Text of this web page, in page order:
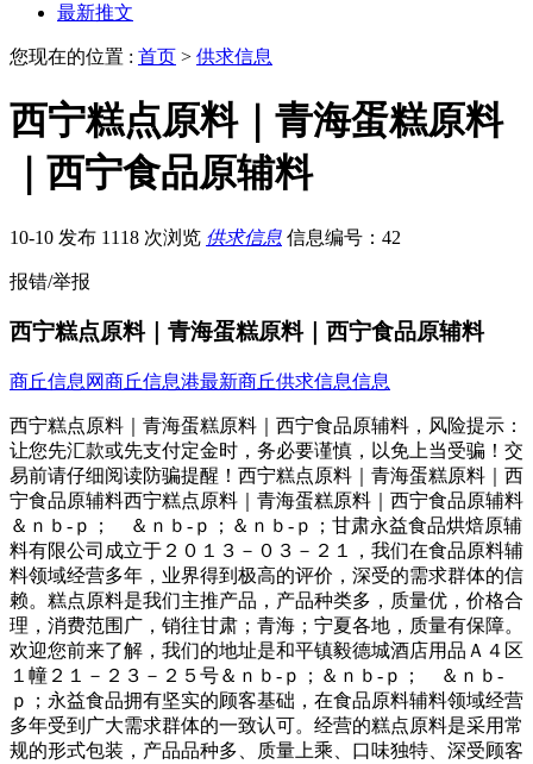
最新推文
您现在的位置 : 首页 > 供求信息
西宁糕点原料｜青海蛋糕原料
｜西宁食品原辅料
10-10 发布 1118 次浏览 供求信息 信息编号：42
报错/举报
西宁糕点原料｜青海蛋糕原料｜西宁食品原辅料
商丘信息网商丘信息港最新商丘供求信息信息
西宁糕点原料｜青海蛋糕原料｜西宁食品原辅料，风险提示：
让您先汇款或先支付定金时，务必要谨慎，以免上当受骗！交
易前请仔细阅读防骗提醒！西宁糕点原料｜青海蛋糕原料｜西
宁食品原辅料西宁糕点原料｜青海蛋糕原料｜西宁食品原辅料
＆ｎｂ-ｐ； ＆ｎｂ-ｐ；＆ｎｂ-ｐ；甘肃永益食品烘焙原辅
料有限公司成立于２０１３－０３－２１，我们在食品原料辅
料领域经营多年，业界得到极高的评价，深受的需求群体的信
赖。糕点原料是我们主推产品，产品种类多，质量优，价格合
理，消费范围广，销往甘肃；青海；宁夏各地，质量有保障。
欢迎您前来了解，我们的地址是和平镇毅德城酒店用品Ａ４区
１幢２１－２３－２５号＆ｎｂ-ｐ；＆ｎｂ-ｐ； ＆ｎｂ-
ｐ；永益食品拥有坚实的顾客基础，在食品原料辅料领域经营
多年受到广大需求群体的一致认可。经营的糕点原料是采用常
规的形式包装，产品品种多、质量上乘、口味独特、深受顾客